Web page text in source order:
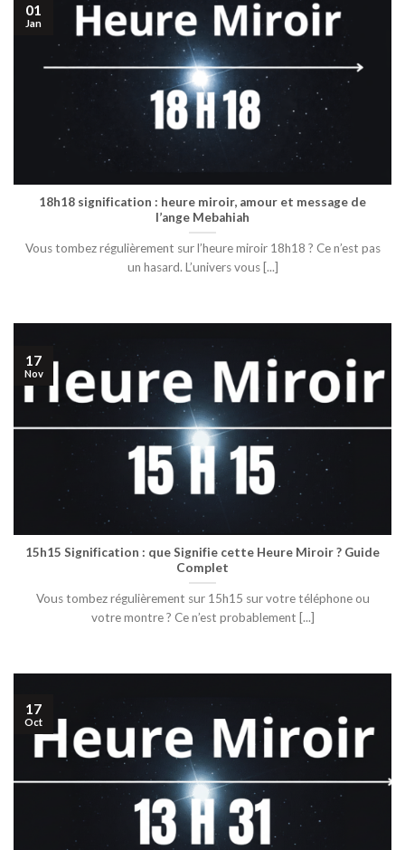
18h18 signification : heure miroir, amour et message de
l’ange Mebahiah
Vous tombez régulièrement sur l’heure miroir 18h18 ? Ce n’est pas
un hasard. L’univers vous [...]
01
Jan
15h15 Signification : que Signifie cette Heure Miroir ? Guide
Complet
Vous tombez régulièrement sur 15h15 sur votre téléphone ou
votre montre ? Ce n’est probablement [...]
17
Nov
17
Oct